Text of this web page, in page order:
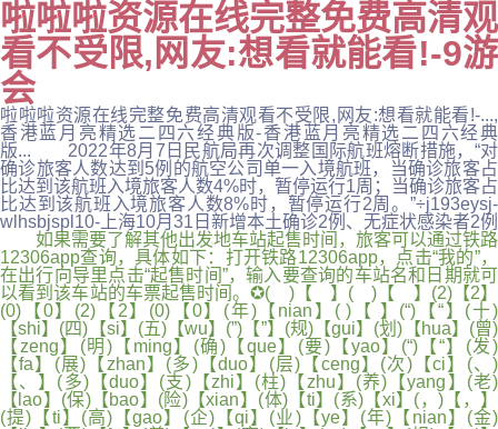
啦啦啦资源在线完整免费高清观
看不受限,网友:想看就能看!-9游
会
啦啦啦资源在线完整免费高清观看不受限,网友:想看就能看!-...,
香港蓝月亮精选二四六经典版-香港蓝月亮精选二四六经典
版... 2022年8月7日民航局再次调整国际航班熔断措施，“对
确诊旅客人数达到5例的航空公司单一入境航班，当确诊旅客占
比达到该航班入境旅客人数4%时，暂停运行1周；当确诊旅客占
比达到该航班入境旅客人数8%时，暂停运行2周。”÷j193eysj-
wlhsbjspl10-上海10月31日新增本土确诊2例、无症状感染者2例
如果需要了解其他出发地车站起售时间，旅客可以通过铁路
12306app查询，具体如下：打开铁路12306app，点击“我的”，
在出行向导里点击“起售时间”，输入要查询的车站名和日期就可
以看到该车站的车票起售时间。✪( )【 】( )【 】(2)【2】
(0)【0】(2)【2】(0)【0】(年)【nian】( )【 】(“)【“】(十)
【shi】(四)【si】(五)【wu】(”)【”】(规)【gui】(划)【hua】(曾)
【zeng】(明)【ming】(确)【que】(要)【yao】(“)【“】(发)
【fa】(展)【zhan】(多)【duo】(层)【ceng】(次)【ci】(、)
【、】(多)【duo】(支)【zhi】(柱)【zhu】(养)【yang】(老)
【lao】(保)【bao】(险)【xian】(体)【ti】(系)【xi】(，)【，】
(提)【ti】(高)【gao】(企)【qi】(业)【ye】(年)【nian】(金)